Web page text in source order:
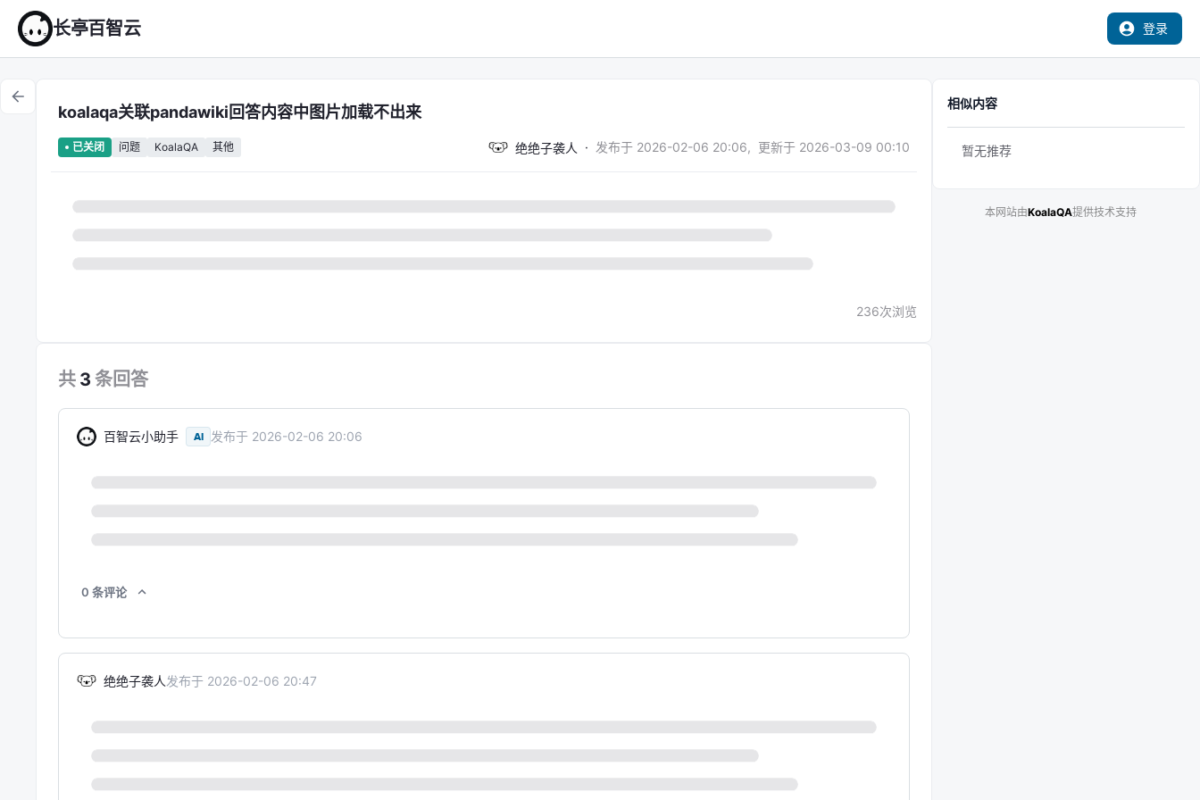
长亭百智云 登录
koalaqa关联pandawiki回答内容中图片加载不出来
已关闭 问题 KoalaQA 其他 绝绝子袭人 · 发布于 2026-02-06 20:06, 更新于 2026-03-09 00:10
236次浏览
共 3 条回答
百智云小助手 AI 发布于 2026-02-06 20:06
0 条评论
绝绝子袭人 发布于 2026-02-06 20:47
相似内容
暂无推荐
本网站由KoalaQA提供技术支持